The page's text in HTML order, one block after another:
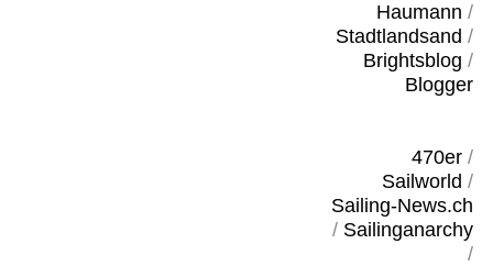
Haumann /
Stadtlandsand /
Brightsblog /
Blogger
470er/
Sailworld /
Sailing-News.ch
/ Sailinganarchy
/